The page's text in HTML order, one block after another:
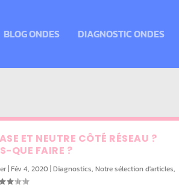
BLOG ONDES DIAGNOSTIC ONDES
ET NEUTRE CÔTÉ RÉSEAU ?
QUE FAIRE ?
|Fév 4, 2020|Diagnostics, Notre sélection d'articles,